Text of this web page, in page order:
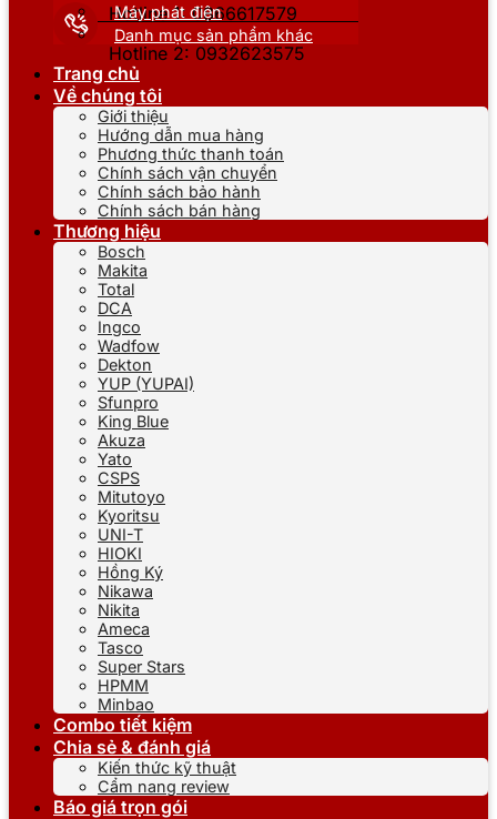
Hotline 1: 0866617579
Hotline 2: 0932623575
Máy phát điện
Danh mục sản phẩm khác
Trang chủ
Về chúng tôi
Giới thiệu
Hướng dẫn mua hàng
Phương thức thanh toán
Chính sách vận chuyển
Chính sách bảo hành
Chính sách bán hàng
Thương hiệu
Bosch
Makita
Total
DCA
Ingco
Wadfow
Dekton
YUP (YUPAI)
Sfunpro
King Blue
Akuza
Yato
CSPS
Mitutoyo
Kyoritsu
UNI-T
HIOKI
Hồng Ký
Nikawa
Nikita
Ameca
Tasco
Super Stars
HPMM
Minbao
Combo tiết kiệm
Chia sẻ & đánh giá
Kiến thức kỹ thuật
Cẩm nang review
Báo giá trọn gói